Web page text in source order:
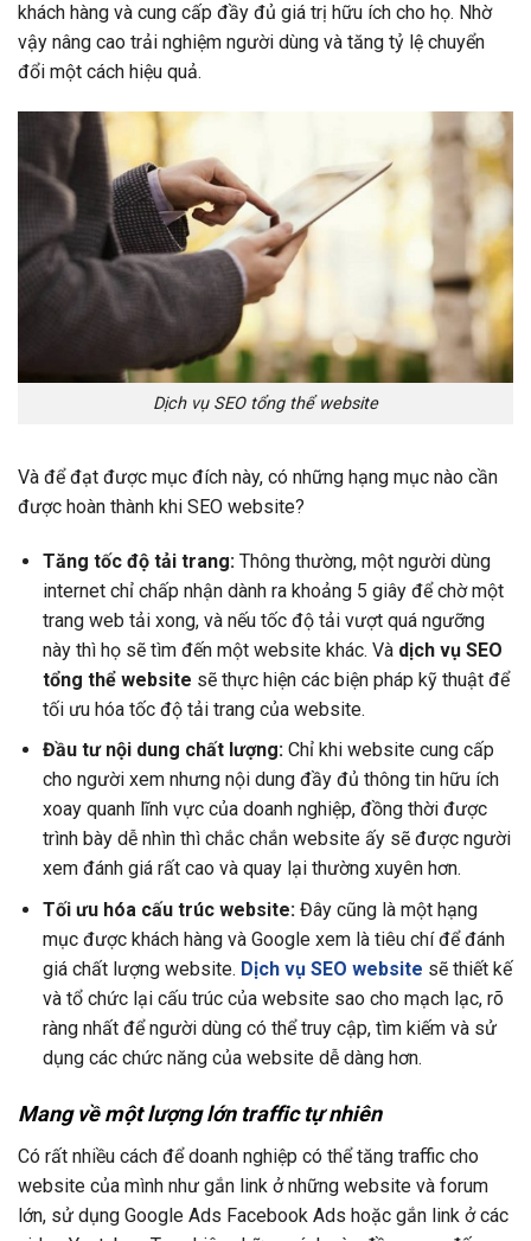
khách hàng và cung cấp đầy đủ giá trị hữu ích cho họ. Nhờ
vậy nâng cao trải nghiệm người dùng và tăng tỷ lệ chuyển
đổi một cách hiệu quả.
Dịch vụ SEO tổng thể website
Và để đạt được mục đích này, có những hạng mục nào cần
được hoàn thành khi SEO website?
Tăng tốc độ tải trang:Thông thường, một người dùng
internet chỉ chấp nhận dành ra khoảng 5 giây để chờ một
trang web tải xong, và nếu tốc độ tải vượt quá ngưỡng
này thì họ sẽ tìm đến một website khác. Vàdịch vụ SEO
tổng thể website sẽ thực hiện các biện pháp kỹ thuật để
tối ưu hóa tốc độ tải trang của website.
Đầu tư nội dung chất lượng: Chỉ khi website cung cấp
cho người xem nhưng nội dung đầy đủ thông tin hữu ích
xoay quanh lĩnh vực của doanh nghiệp, đồng thời được
trình bày dễ nhìn thì chắc chắn website ấy sẽ được người
xem đánh giá rất cao và quay lại thường xuyên hơn.
Tối ưu hóa cấu trúc website:Đây cũng là một hạng
mục được khách hàng và Google xem là tiêu chí để đánh
giá chất lượng website. Dịch vụ SEO website sẽ thiết kế
và tổ chức lại cấu trúc của website sao cho mạch lạc, rõ
ràng nhất để người dùng có thể truy cập, tìm kiếm và sử
dụng các chức năng của website dễ dàng hơn.
Mang về một lượng lớn traffic tự nhiên
Có rất nhiều cách để doanh nghiệp có thể tăng traffic cho
website của mình như gắn link ở những website và forum
lớn, sử dụng Google Ads Facebook Ads hoặc gắn link ở các